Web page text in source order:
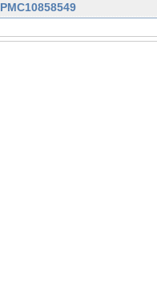
PMC10858549